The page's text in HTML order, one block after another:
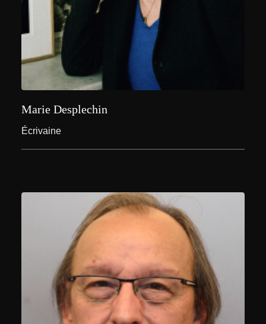
Marie Desplechin
Écrivaine